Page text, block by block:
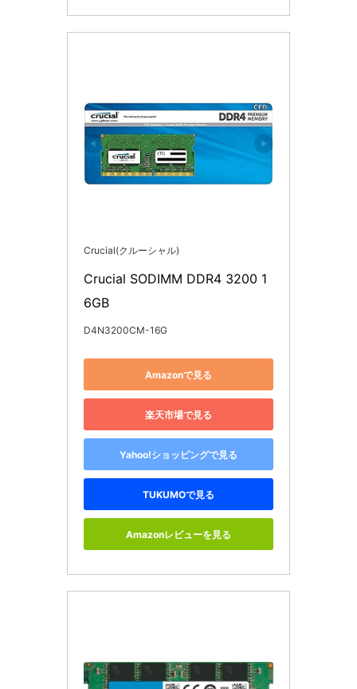
Crucial(クルーシャル)
Crucial SODIMM DDR4 3200 1
6GB
D4N3200CM-16G
Amazonで見る
楽天市場で見る
Yahoo!ショッピングで見る
TUKUMOで見る
Amazonレビューを見る